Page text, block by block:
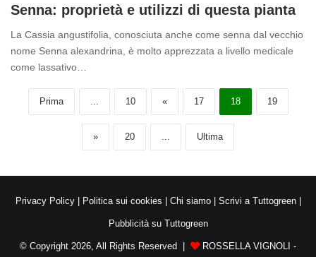
Senna: proprietà e utilizzi di questa pianta
La Cassia angustifolia, conosciuta anche come senna dal vecchio
nome Senna alexandrina, è molto apprezzata a livello medicale
come lassativo…
Prima 10 « 17 18 19
» 20 Ultima
Privacy Policy| Politica sui cookies | Chi siamo| Scrivi a Tuttogreen|
Pubblicità su Tuttogreen
© Copyright 2026, All Rights Reserved | ROSSELLA VIGNOLI -